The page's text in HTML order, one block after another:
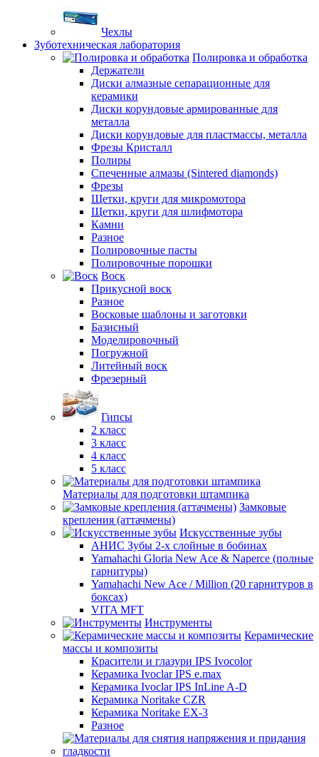
Чехлы
Зуботехническая лаборатория
Полировка и обработка
Держатели
Диски алмазные сепарационные для
керамики
Диски корундовые армированные для
металла
Диски корундовые для пластмассы, металла
Фрезы Кристалл
Полиры
Спеченные алмазы (Sintered diamonds)
Фрезы
Щетки, круги для микромотора
Щетки, круги для шлифмотора
Камни
Разное
Полировочные пасты
Полировочные порошки
Воск
Прикусной воск
Разное
Восковые шаблоны и заготовки
Базисный
Моделировочный
Погружной
Литейный воск
Фрезерный
Гипсы
2 класс
3 класс
4 класс
5 класс
Материалы для подготовки штампика
Замковые
крепления (аттачмены)
Искусственные зубы
АНИС Зубы 2-х слойные в бобинах
Yamahachi Gloria New Ace & Naperce (полные
гарнитуры)
Yamahachi New Ace / Million (20 гарнитуров в
боксах)
VITA MFT
Инструменты
Керамические
массы и композиты
Красители и глазури IPS Ivocolor
Керамика Ivoclar IPS e.max
Керамика Ivoclar IPS InLine A-D
Керамика Noritake CZR
Керамика Noritake EX-3
Разное